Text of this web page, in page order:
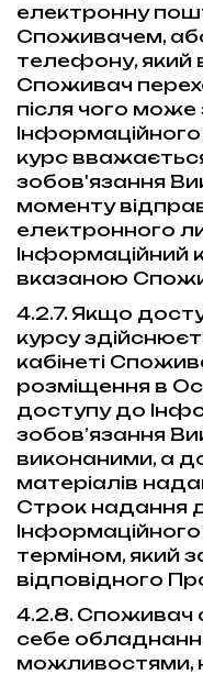
електронну
Споживачем,
телефону, який
Споживач
після чого
курс
зобов'язання
моменту
електронного
Інформаційний
вказаною
4.2.7. Якщо
курсу
кабінеті
розміщення в
доступу до
зобов’язання
виконаними, а
матеріалів
Строк надання
терміном, який
відповідного
4.2.8. Споживач
себе
можливостями,